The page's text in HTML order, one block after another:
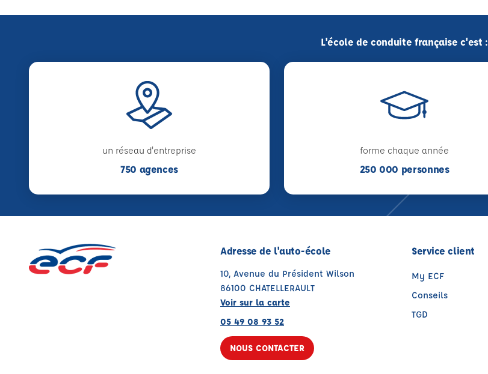
L'école de conduite française c'est :
un réseau d'entreprise
750 agences
forme chaque année
250 000 personnes
Adresse de l'auto-école
10, Avenue du Président Wilson
86100 CHATELLERAULT
Voir sur la carte
05 49 08 93 52
NOUS CONTACTER
Service client
My ECF
Conseils
TGD